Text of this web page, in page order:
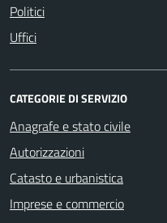
Politici
Uffici
CATEGORIE DI SERVIZIO
Anagrafe e stato civile
Autorizzazioni
Catasto e urbanistica
Imprese e commercio